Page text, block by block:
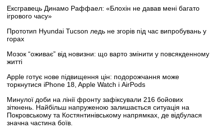
Ексгравець Динамо Раффаел: «Блохін не давав мені багато
ігрового часу»
Прототип Hyundai Tucson ледь не згорів під час випробувань у
горах
Мозок “оживає” від новизни: що варто змінити у повсякденному
житті
Apple готує нове підвищення цін: подорожчання може
торкнутися iPhone 18, Apple Watch і AirPods
Минулої доби на лінії фронту зафіксували 216 бойових
зіткнень. Найбільш напруженою залишається ситуація на
Покровському та Костянтинівському напрямках, де відбулася
значна частина боїв.